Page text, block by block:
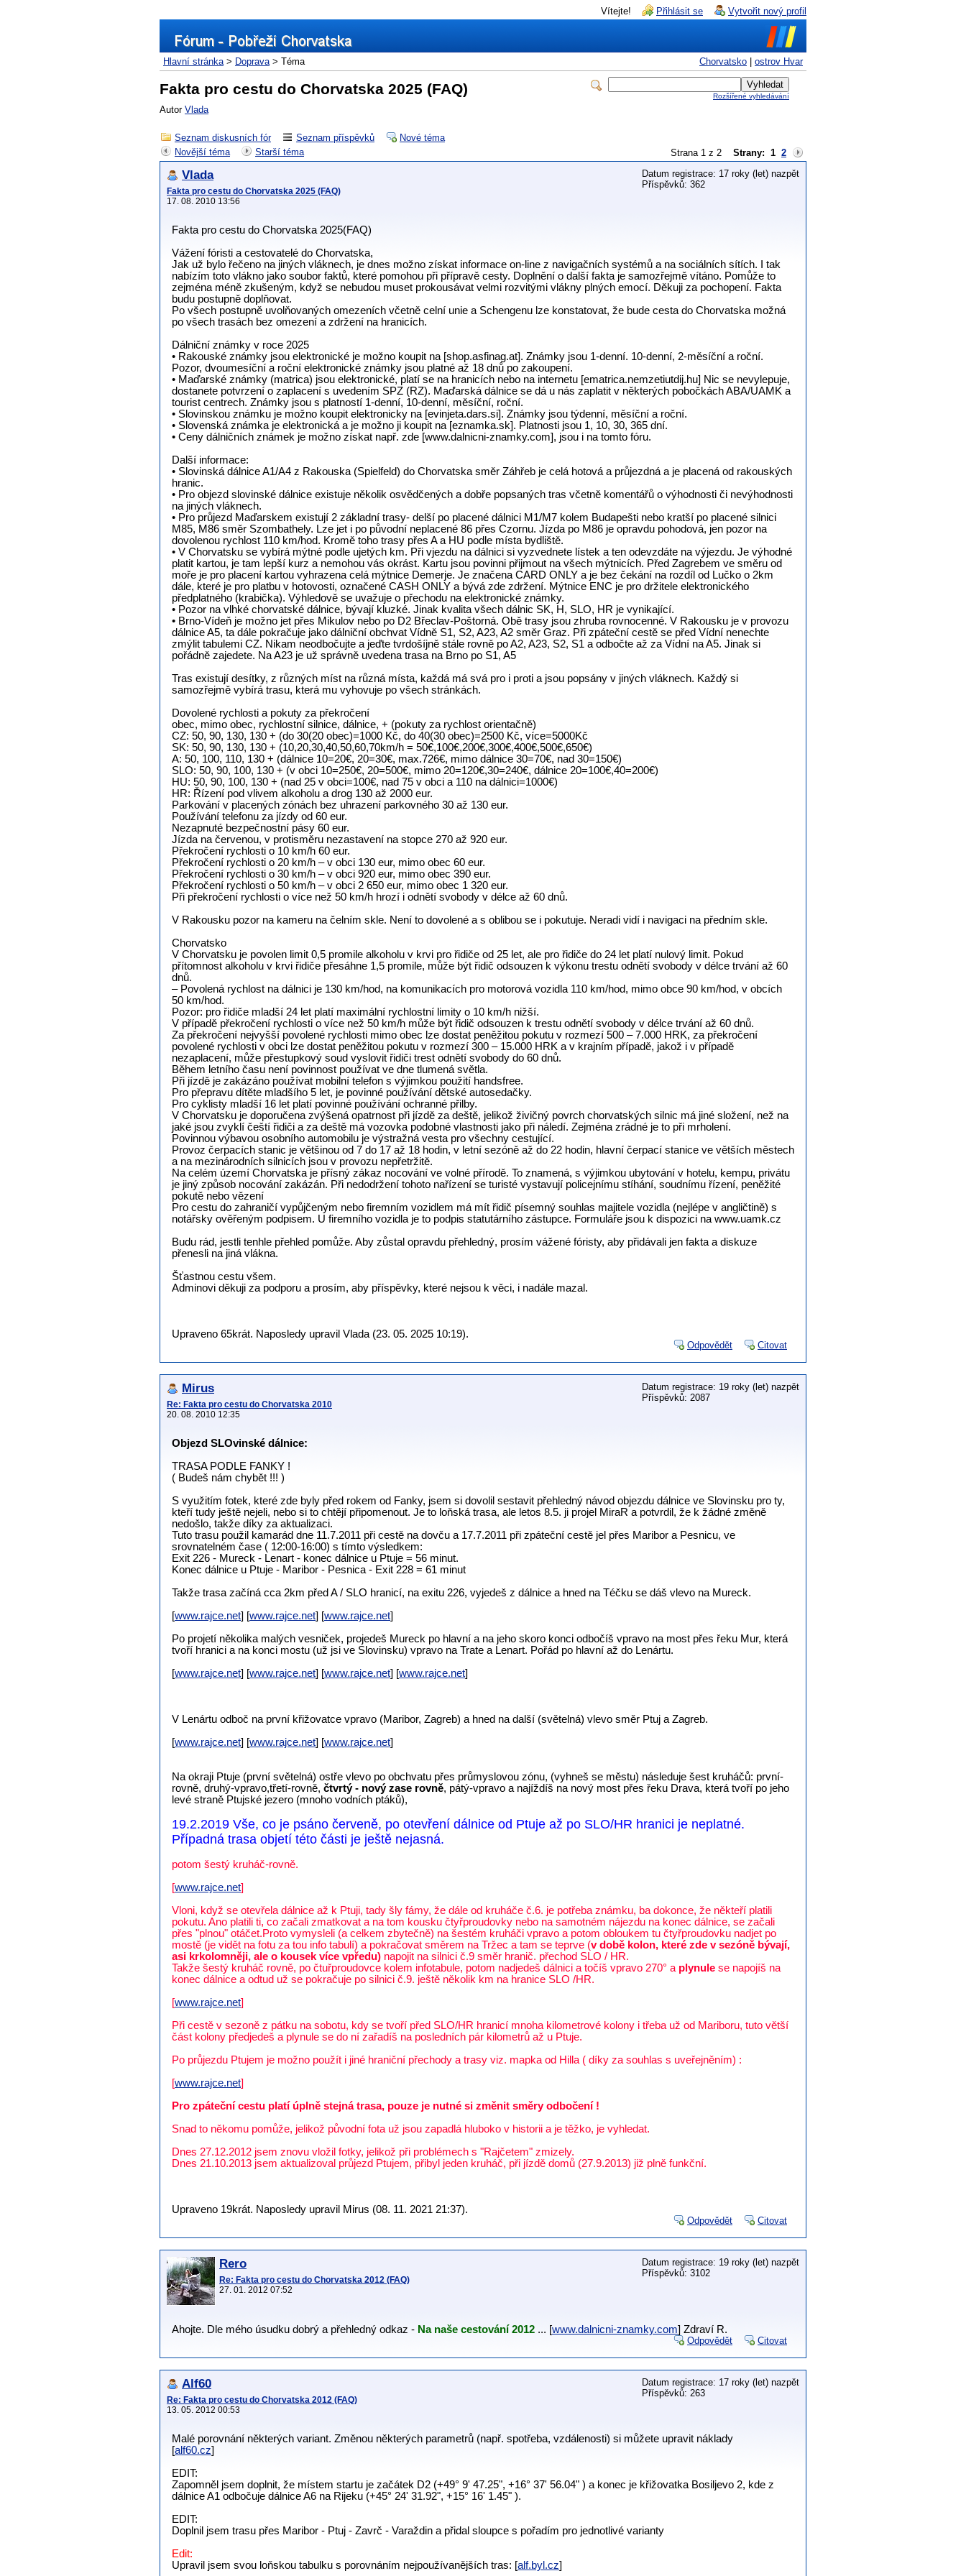
Vítejte! Přihlásit se Vytvořit nový profil
Chorvatsko ostrov Hvar
Hlavní stránka> Doprava> Téma
Rozšířené vyhledávání
Fakta pro cestu do Chorvatska 2025 (FAQ)
Autor Vlada
Seznam diskusních fór Seznam příspěvků
Nové téma
Strana 1 z 2 Strany: 1 2
Novější téma Starší téma
Vlada
Fakta pro cestu do Chorvatska 2025 (FAQ)
17. 08. 2010 13:56
Datum registrace: 17 roky (let) nazpět
Příspěvků: 362
Fakta pro cestu do Chorvatska 2025(FAQ)
Vážení fóristi a cestovatelé do Chorvatska,
Jak už bylo řečeno na jiných vláknech, je dnes možno získat informace on-line z navigačních systémů a na sociálních sítích. I tak
nabízím toto vlákno jako soubor faktů, které pomohou při přípravě cesty. Doplnění o další fakta je samozřejmě vítáno. Pomůže to
zejména méně zkušeným, když se nebudou muset prokousávat velmi rozvitými vlákny plných emocí. Děkuji za pochopení. Fakta
budu postupně doplňovat.
Po všech postupně uvolňovaných omezeních včetně celní unie a Schengenu lze konstatovat, že bude cesta do Chorvatska možná
po všech trasách bez omezení a zdržení na hranicích.
Dálniční známky v roce 2025
• Rakouské známky jsou elektronické je možno koupit na [shop.asfinag.at]. Známky jsou 1-denní. 10-denní, 2-měsíční a roční.
Pozor, dvoumesíční a roční elektronické známky jsou platné až 18 dnů po zakoupení.
• Maďarské známky (matrica) jsou elektronické, platí se na hranicích nebo na internetu [ematrica.nemzetiutdij.hu] Nic se nevylepuje,
dostanete potvrzení o zaplacení s uvedením SPZ (RZ). Maďarská dálnice se dá u nás zaplatit v některých pobočkách ABA/UAMK a
tourist centrech. Známky jsou s platností 1-denní, 10-denní, měsíční, roční.
• Slovinskou známku je možno koupit elektronicky na [evinjeta.dars.si]. Známky jsou týdenní, měsíční a roční.
• Slovenská známka je elektronická a je možno ji koupit na [eznamka.sk]. Platnosti jsou 1, 10, 30, 365 dní.
• Ceny dálničních známek je možno získat např. zde [www.dalnicni-znamky.com], jsou i na tomto fóru.
Další informace:
• Slovinská dálnice A1/A4 z Rakouska (Spielfeld) do Chorvatska směr Záhřeb je celá hotová a průjezdná a je placená od rakouských
hranic.
• Pro objezd slovinské dálnice existuje několik osvědčených a dobře popsaných tras včetně komentářů o výhodnosti či nevýhodnosti
na jiných vláknech.
• Pro průjezd Maďarskem existují 2 základní trasy- delší po placené dálnici M1/M7 kolem Budapešti nebo kratší po placené silnici
M85, M86 směr Szombathely. Lze jet i po původní neplacené 86 přes Czornu. Jízda po M86 je opravdu pohodová, jen pozor na
dovolenou rychlost 110 km/hod. Kromě toho trasy přes A a HU podle místa bydliště.
• V Chorvatsku se vybírá mýtné podle ujetých km. Při vjezdu na dálnici si vyzvednete lístek a ten odevzdáte na výjezdu. Je výhodné
platit kartou, je tam lepší kurz a nemohou vás okrást. Kartu jsou povinni přijmout na všech mýtnicích. Před Zagrebem ve směru od
moře je pro placení kartou vyhrazena celá mýtnice Demerje. Je značena CARD ONLY a je bez čekání na rozdíl od Lučko o 2km
dále, které je pro platbu v hotovosti, označené CASH ONLY a bývá zde zdržení. Mýtnice ENC je pro držitele elektronického
předplatného (krabička). Výhledově se uvažuje o přechodu na elektronické známky.
• Pozor na vlhké chorvatské dálnice, bývají kluzké. Jinak kvalita všech dálnic SK, H, SLO, HR je vynikající.
• Brno-Vídeň je možno jet přes Mikulov nebo po D2 Břeclav-Poštorná. Obě trasy jsou zhruba rovnocenné. V Rakousku je v provozu
dálnice A5, ta dále pokračuje jako dálniční obchvat Vídně S1, S2, A23, A2 směr Graz. Při zpáteční cestě se před Vídní nenechte
zmýlit tabulemi CZ. Nikam neodbočujte a jeďte tvrdošíjně stále rovně po A2, A23, S2, S1 a odbočte až za Vídní na A5. Jinak si
pořádně zajedete. Na A23 je už správně uvedena trasa na Brno po S1, A5
Tras existují desítky, z různých míst na různá místa, každá má svá pro i proti a jsou popsány v jiných vláknech. Každý si
samozřejmě vybírá trasu, která mu vyhovuje po všech stránkách.
Dovolené rychlosti a pokuty za překročení
obec, mimo obec, rychlostní silnice, dálnice, + (pokuty za rychlost orientačně)
CZ: 50, 90, 130, 130 + (do 30(20 obec)=1000 Kč, do 40(30 obec)=2500 Kč, více=5000Kč
SK: 50, 90, 130, 130 + (10,20,30,40,50,60,70km/h = 50€,100€,200€,300€,400€,500€,650€)
A: 50, 100, 110, 130 + (dálnice 10=20€, 20=30€, max.726€, mimo dálnice 30=70€, nad 30=150€)
SLO: 50, 90, 100, 130 + (v obci 10=250€, 20=500€, mimo 20=120€,30=240€, dálnice 20=100€,40=200€)
HU: 50, 90, 100, 130 + (nad 25 v obci=100€, nad 75 v obci a 110 na dálnici=1000€)
HR: Řízení pod vlivem alkoholu a drog 130 až 2000 eur.
Parkování v placených zónách bez uhrazení parkovného 30 až 130 eur.
Používání telefonu za jízdy od 60 eur.
Nezapnuté bezpečnostní pásy 60 eur.
Jízda na červenou, v protisměru nezastavení na stopce 270 až 920 eur.
Překročení rychlosti o 10 km/h 60 eur.
Překročení rychlosti o 20 km/h – v obci 130 eur, mimo obec 60 eur.
Překročení rychlosti o 30 km/h – v obci 920 eur, mimo obec 390 eur.
Překročení rychlosti o 50 km/h – v obci 2 650 eur, mimo obec 1 320 eur.
Při překročení rychlosti o více než 50 km/h hrozí i odnětí svobody v délce až 60 dnů.
V Rakousku pozor na kameru na čelním skle. Není to dovolené a s oblibou se i pokutuje. Neradi vidí i navigaci na předním skle.
Chorvatsko
V Chorvatsku je povolen limit 0,5 promile alkoholu v krvi pro řidiče od 25 let, ale pro řidiče do 24 let platí nulový limit. Pokud
přítomnost alkoholu v krvi řidiče přesáhne 1,5 promile, může být řidič odsouzen k výkonu trestu odnětí svobody v délce trvání až 60
dnů.
– Povolená rychlost na dálnici je 130 km/hod, na komunikacích pro motorová vozidla 110 km/hod, mimo obce 90 km/hod, v obcích
50 km/hod.
Pozor: pro řidiče mladší 24 let platí maximální rychlostní limity o 10 km/h nižší.
V případě překročení rychlosti o více než 50 km/h může být řidič odsouzen k trestu odnětí svobody v délce trvání až 60 dnů.
Za překročení nejvyšší povolené rychlosti mimo obec lze dostat peněžitou pokutu v rozmezí 500 – 7.000 HRK, za překročení
povolené rychlosti v obci lze dostat peněžitou pokutu v rozmezí 300 – 15.000 HRK a v krajním případě, jakož i v případě
nezaplacení, může přestupkový soud vyslovit řidiči trest odnětí svobody do 60 dnů.
Během letního času není povinnost používat ve dne tlumená světla.
Při jízdě je zakázáno používat mobilní telefon s výjimkou použití handsfree.
Pro přepravu dítěte mladšího 5 let, je povinné používání dětské autosedačky.
Pro cyklisty mladší 16 let platí povinné používání ochranné přilby.
V Chorvatsku je doporučena zvýšená opatrnost při jízdě za deště, jelikož živičný povrch chorvatských silnic má jiné složení, než na
jaké jsou zvyklí čeští řidiči a za deště má vozovka podobné vlastnosti jako při náledí. Zejména zrádné je to při mrholení.
Povinnou výbavou osobního automobilu je výstražná vesta pro všechny cestující.
Provoz čerpacích stanic je většinou od 7 do 17 až 18 hodin, v letní sezóně až do 22 hodin, hlavní čerpací stanice ve větších městech
a na mezinárodních silnicích jsou v provozu nepřetržitě.
Na celém území Chorvatska je přísný zákaz nocování ve volné přírodě. To znamená, s výjimkou ubytování v hotelu, kempu, privátu
je jiný způsob nocování zakázán. Při nedodržení tohoto nařízení se turisté vystavují policejnímu stíhání, soudnímu řízení, peněžité
pokutě nebo vězení
Pro cestu do zahraničí vypůjčeným nebo firemním vozidlem má mít řidič písemný souhlas majitele vozidla (nejlépe v angličtině) s
notářsky ověřeným podpisem. U firemního vozidla je to podpis statutárního zástupce. Formuláře jsou k dispozici na www.uamk.cz
Budu rád, jestli tenhle přehled pomůže. Aby zůstal opravdu přehledný, prosím vážené fóristy, aby přidávali jen fakta a diskuze
přenesli na jiná vlákna.
Šťastnou cestu všem.
Adminovi děkuji za podporu a prosím, aby příspěvky, které nejsou k věci, i nadále mazal.
Upraveno 65krát. Naposledy upravil Vlada (23. 05. 2025 10:19).
Odpovědět Citovat
Mirus
Re: Fakta pro cestu do Chorvatska 2010
20. 08. 2010 12:35
Datum registrace: 19 roky (let) nazpět
Příspěvků: 2087
Objezd SLOvinské dálnice:
TRASA PODLE FANKY !
( Budeš nám chybět !!! )
S využitím fotek, které zde byly před rokem od Fanky, jsem si dovolil sestavit přehledný návod objezdu dálnice ve Slovinsku pro ty,
kteří tudy ještě nejeli, nebo si to chtějí připomenout. Je to loňská trasa, ale letos 8.5. ji projel MiraR a potvrdil, že k žádné změně
nedošlo, takže díky za aktualizaci.
Tuto trasu použil kamarád dne 11.7.2011 při cestě na dovču a 17.7.2011 při zpáteční cestě jel přes Maribor a Pesnicu, ve
srovnatelném čase ( 12:00-16:00) s tímto výsledkem:
Exit 226 - Mureck - Lenart - konec dálnice u Ptuje = 56 minut.
Konec dálnice u Ptuje - Maribor - Pesnica - Exit 228 = 61 minut
Takže trasa začíná cca 2km před A / SLO hranicí, na exitu 226, vyjedeš z dálnice a hned na Téčku se dáš vlevo na Mureck.
[www.rajce.net] [www.rajce.net] [www.rajce.net]
Po projetí několika malých vesniček, projedeš Mureck po hlavní a na jeho skoro konci odbočíš vpravo na most přes řeku Mur, která
tvoří hranici a na konci mostu (už jsi ve Slovinsku) vpravo na Trate a Lenart. Pořád po hlavní až do Lenártu.
[www.rajce.net] [www.rajce.net] [www.rajce.net] [www.rajce.net]
V Lenártu odboč na první křižovatce vpravo (Maribor, Zagreb) a hned na další (světelná) vlevo směr Ptuj a Zagreb.
[www.rajce.net] [www.rajce.net] [www.rajce.net]
Na okraji Ptuje (první světelná) ostře vlevo po obchvatu přes průmyslovou zónu, (vyhneš se městu) následuje šest kruháčů: první-
rovně, druhý-vpravo,třetí-rovně, čtvrtý - nový zase rovně, pátý-vpravo a najíždíš na nový most přes řeku Drava, která tvoří po jeho
levé straně Ptujské jezero (mnoho vodních ptáků),
19.2.2019 Vše, co je psáno červeně, po otevření dálnice od Ptuje až po SLO/HR hranici je neplatné.
Případná trasa objetí této části je ještě nejasná.
potom šestý kruháč-rovně.
[www.rajce.net]
Vloni, když se otevřela dálnice až k Ptuji, tady šly fámy, že dále od kruháče č.6. je potřeba známku, ba dokonce, že někteří platili
pokutu. Ano platili ti, co začali zmatkovat a na tom kousku čtyřproudovky nebo na samotném nájezdu na konec dálnice, se začali
přes "plnou" otáčet.Proto vymysleli (a celkem zbytečně) na šestém kruháči vpravo a potom obloukem tu čtyřproudovku nadjet po
mostě (je vidět na fotu za tou info tabulí) a pokračovat směrem na Tržec a tam se teprve (v době kolon, které zde v sezóně bývají,
asi krkolomněji, ale o kousek více vpředu) napojit na silnici č.9 směr hranič. přechod SLO / HR.
Takže šestý kruháč rovně, po čtuřproudovce kolem infotabule, potom nadjedeš dálnici a točíš vpravo 270° a plynule se napojíš na
konec dálnice a odtud už se pokračuje po silnici č.9. ještě několik km na hranice SLO /HR.
[www.rajce.net]
Při cestě v sezoně z pátku na sobotu, kdy se tvoří před SLO/HR hranicí mnoha kilometrové kolony i třeba už od Mariboru, tuto větší
část kolony předjedeš a plynule se do ní zařadíš na posledních pár kilometrů až u Ptuje.
Po průjezdu Ptujem je možno použít i jiné hraniční přechody a trasy viz. mapka od Hilla ( díky za souhlas s uveřejněním) :
[www.rajce.net]
Pro zpáteční cestu platí úplně stejná trasa, pouze je nutné si změnit směry odbočení !
Snad to někomu pomůže, jelikož původní fota už jsou zapadlá hluboko v historii a je těžko, je vyhledat.
Dnes 27.12.2012 jsem znovu vložil fotky, jelikož při problémech s "Rajčetem" zmizely.
Dnes 21.10.2013 jsem aktualizoval průjezd Ptujem, přibyl jeden kruháč, při jízdě domů (27.9.2013) již plně funkční.
Upraveno 19krát. Naposledy upravil Mirus (08. 11. 2021 21:37).
Odpovědět Citovat
Rero
Re: Fakta pro cestu do Chorvatska 2012 (FAQ)
27. 01. 2012 07:52
Datum registrace: 19 roky (let) nazpět
Příspěvků: 3102
Ahojte. Dle mého úsudku dobrý a přehledný odkaz - Na naše cestování 2012 ... [www.dalnicni-znamky.com] Zdraví R.
Odpovědět Citovat
Alf60
Re: Fakta pro cestu do Chorvatska 2012 (FAQ)
13. 05. 2012 00:53
Datum registrace: 17 roky (let) nazpět
Příspěvků: 263
Malé porovnání některých variant. Změnou některých parametrů (např. spotřeba, vzdálenosti) si můžete upravit náklady
[alf60.cz]
EDIT:
Zapomněl jsem doplnit, že místem startu je začátek D2 (+49° 9' 47.25", +16° 37' 56.04" ) a konec je křižovatka Bosiljevo 2, kde z
dálnice A1 odbočuje dálnice A6 na Rijeku (+45° 24' 31.92", +15° 16' 1.45" ).
EDIT:
Doplnil jsem trasu přes Maribor - Ptuj - Zavrč - Varaždin a přidal sloupce s pořadím pro jednotlivé varianty
Edit:
Upravil jsem svou loňskou tabulku s porovnáním nejpoužívanějších tras: [alf.byl.cz]